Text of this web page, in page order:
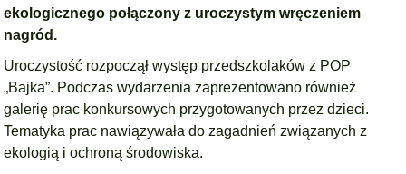
ekologicznego połączony z uroczystym wręczeniem
nagród.
Uroczystość rozpoczął występ przedszkolaków z POP
„Bajka”. Podczas wydarzenia zaprezentowano również
galerię prac konkursowych przygotowanych przez dzieci.
Tematyka prac nawiązywała do zagadnień związanych z
ekologią i ochroną środowiska.